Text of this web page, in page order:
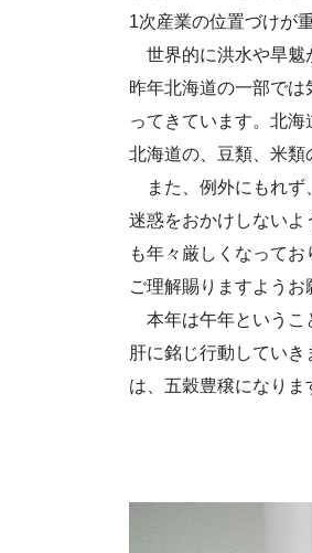
1次産業の位置づけが
世界的に洪水や旱魃
昨年北海道の一部で
ってきています。北
北海道の、豆類、米類
また、例外にもれず
迷惑をおかけしない
も年々厳しくなって
ご理解賜りますようお
本年は午年というこ
肝に銘じ行動してい
は、五穀豊穣になりま